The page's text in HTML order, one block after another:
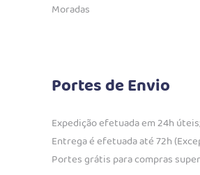
Moradas
Portes de Envio
Expedição efetuada em 24h úteis;
Entrega é efetuada até 72h
Portes grátis para compras